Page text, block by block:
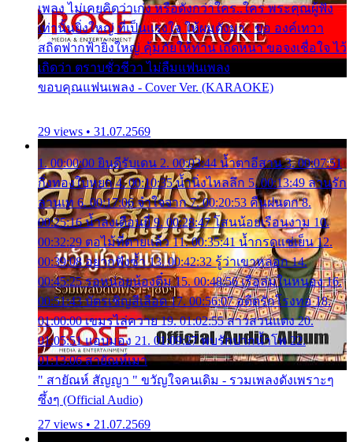
เพลง ไม่เคยคิดว่าเก่ง หรือดังกว่าใคร..ใคร พระคุณผู้ฟัง
เท่านั้นยิ่งใหญ่ ที่เป็นแรงใจ ให้ผมดังมา.. ขอ องค์เทวา
สถิตฟากฟ้ายิ่งใหญ่ คุ้มภัยให้ท่าน เถิดหนา ขอจงเชื่อใจ ไว้
เถิดว่า ตราบชั่วชีวา ไม่ลืมแฟนเพลง
ขอบคุณแฟนเพลง - Cover Ver. (KARAOKE)
29 views • 31.07.2569
1. 00:00:00 ยินดีรับเดน 2. 00:03:44 น้ำตาอีสาน 3. 00:07:51
กิ่งทองใบหยก 4. 00:10:35 น้ำนิ่งไหลลึก 5. 00:13:49 ลานรัก
ลานเท 6. 00:17:06 จำใจจาก 7. 00:20:53 คืนฝนตก 8.
00:25:16 น้ำลงเดือนยี่ 9. 00:28:47 โสนน้อยเรือนงาม 10.
00:32:29 ตอไม้ที่ตายแล้ว 11. 00:35:41 น้ำกรดแช่เย็น 12.
00:39:08 อยากฟังซ้ำ 13. 00:42:32 รู้ว่าเขาหลอก 14.
00:45:25 รอหน่อยน้องติ๋ม 15. 00:48:56 เรือล่มในหนอง 16.
00:51:43 บัตรเชิญสีเลือด 17. 00:56:07 อดีตรักโรงทอ 18.
01:00:00 เขมรไล่ควาย 19. 01:02:55 สาวสวนแตง 20.
01:05:51 แอบมอง 21. 01:09:27 พบรักปากน้ำโพ 22.
01:13:06 สายัณห์เมา
" สายัณห์ สัญญา " ขวัญใจคนเดิม - รวมเพลงดังเพราะๆ
ซึ้งๆ (Official Audio)
27 views • 21.07.2569